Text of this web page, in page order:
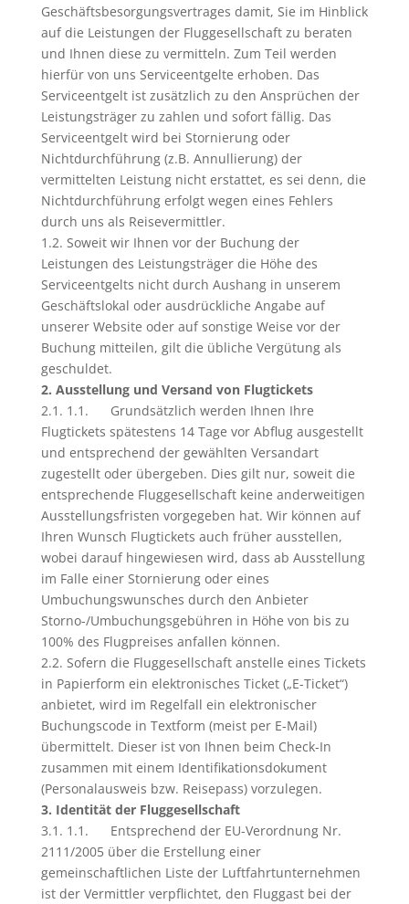
Geschäftsbesorgungsvertrages damit, Sie im Hinblick
auf die Leistungen der Fluggesellschaft zu beraten
und Ihnen diese zu vermitteln. Zum Teil werden
hierfür von uns Serviceentgelte erhoben. Das
Serviceentgelt ist zusätzlich zu den Ansprüchen der
Leistungsträger zu zahlen und sofort fällig. Das
Serviceentgelt wird bei Stornierung oder
Nichtdurchführung (z.B. Annullierung) der
vermittelten Leistung nicht erstattet, es sei denn, die
Nichtdurchführung erfolgt wegen eines Fehlers
durch uns als Reisevermittler.
1.2. Soweit wir Ihnen vor der Buchung der
Leistungen des Leistungsträger die Höhe des
Serviceentgelts nicht durch Aushang in unserem
Geschäftslokal oder ausdrückliche Angabe auf
unserer Website oder auf sonstige Weise vor der
Buchung mitteilen, gilt die übliche Vergütung als
geschuldet.
2. Ausstellung und Versand von Flugtickets
2.1. 1.1. Grundsätzlich werden Ihnen Ihre
Flugtickets spätestens 14 Tage vor Abflug ausgestellt
und entsprechend der gewählten Versandart
zugestellt oder übergeben. Dies gilt nur, soweit die
entsprechende Fluggesellschaft keine anderweitigen
Ausstellungsfristen vorgegeben hat. Wir können auf
Ihren Wunsch Flugtickets auch früher ausstellen,
wobei darauf hingewiesen wird, dass ab Ausstellung
im Falle einer Stornierung oder eines
Umbuchungswunsches durch den Anbieter
Storno-/Umbuchungsgebühren in Höhe von bis zu
100% des Flugpreises anfallen können.
2.2. Sofern die Fluggesellschaft anstelle eines Tickets
in Papierform ein elektronisches Ticket („E-Ticket“)
anbietet, wird im Regelfall ein elektronischer
Buchungscode in Textform (meist per E-Mail)
übermittelt. Dieser ist von Ihnen beim Check-In
zusammen mit einem Identifikationsdokument
(Personalausweis bzw. Reisepass) vorzulegen.
3. Identität der Fluggesellschaft
3.1. 1.1. Entsprechend der EU-Verordnung Nr.
2111/2005 über die Erstellung einer
gemeinschaftlichen Liste der Luftfahrtunternehmen
ist der Vermittler verpflichtet, den Fluggast bei der